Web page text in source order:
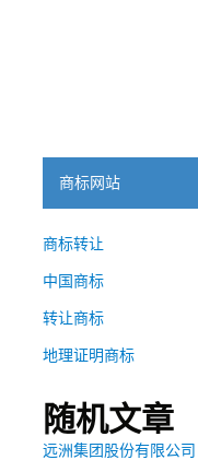
商标网站
商标转让
中国商标
转让商标
地理证明商标
随机文章
远洲集团股份有限公